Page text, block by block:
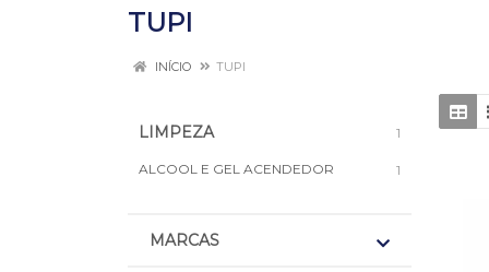
TUPI
INÍCIO TUPI
LIMPEZA 1
ALCOOL E GEL ACENDEDOR 1
MARCAS